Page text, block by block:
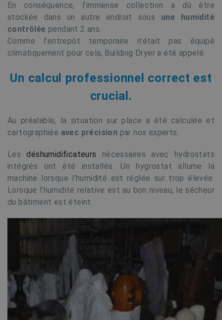
En conséquence, l’immense collection a dû être
stockée dans un autre endroit sous une humidité
contrôlée pendant 2 ans.
Comme l’entrepôt temporaire n’était pas équipé
climatiquement pour cela, Building Dryer a été appelé.
Un calcul professionnel correct est
crucial.
Au préalable, la situation sur place a été calculée et
cartographiée avec précision par nos experts.
Lesdéshumidificateurs nécessaires avec hydrostats
intégrés ont été installés. Un hygrostat allume la
machine lorsque l’humidité est réglée sur trop élevée.
Lorsque l’humidité relative est au bon niveau, le sécheur
du bâtiment est éteint.